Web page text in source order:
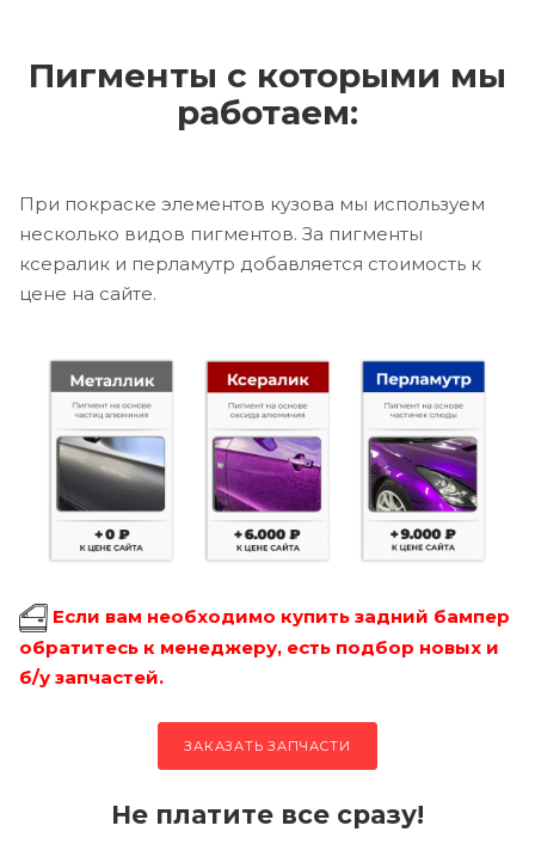
Пигменты с которыми мы
работаем:
При покраске элементов кузова мы используем
несколько видов пигментов. За пигменты
ксералик и перламутр добавляется стоимость к
цене на сайте.
Если вам необходимо купить задний бампер
обратитесь к менеджеру, есть подбор новых и
б/у запчастей.
ЗАКАЗАТЬ ЗАПЧАСТИ
Не платите все сразу!